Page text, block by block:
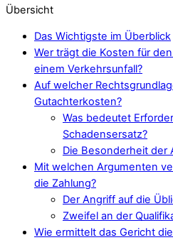
Übersicht
Das Wichtigste im Überblick
Wer trägt die Kosten für
einem Verkehrsunfall?
Auf welcher
Gutachterkosten?
Was bedeutet
Schadensersatz?
Die Besonderheit der
Mit welchen Argumenten
die Zahlung?
Der Angriff auf die
Zweifel an der
Wie ermittelt das Gericht